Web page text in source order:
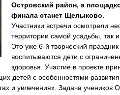
Островский район, а
финала станет Щелыково.
Участники встречи осмотрели
территории самой усадьбы, так
Это уже 6-й творческий
воспитываются дети с
здоровья. Участие в проекте
детей с особенностями
и увлечениях. Задача учеников